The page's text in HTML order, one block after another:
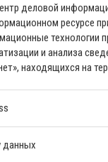
деловой
ресурсе
технологии
и анализа
находящихся на
данных